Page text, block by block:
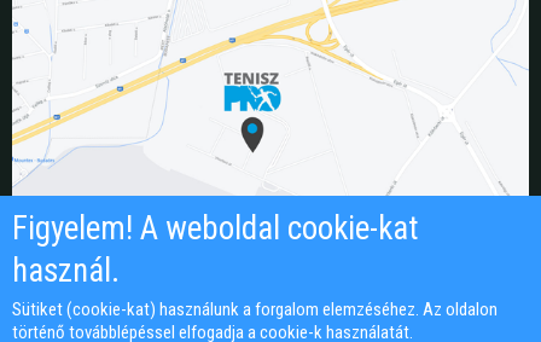
Figyelem! A weboldal cookie-kat
használ.
Sütiket (cookie-kat) használunk a forgalom elemzéséhez. Az oldalon
történő továbblépéssel elfogadja a cookie-k használatát.